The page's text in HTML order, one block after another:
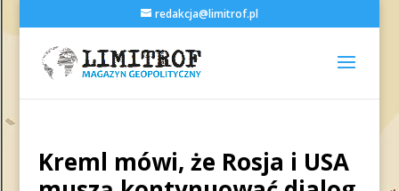
redakcja@limitrof.pl
Kreml mówi, że Rosja i USA